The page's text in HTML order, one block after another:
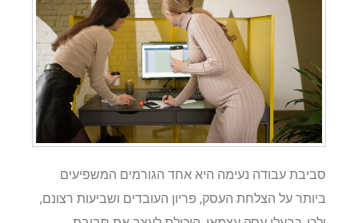
סביבת עבודה נעימה היא אחד הגורמים המשפיעים
ביותר על הצלחת העסק, פריון העובדים ושביעות רצונם,